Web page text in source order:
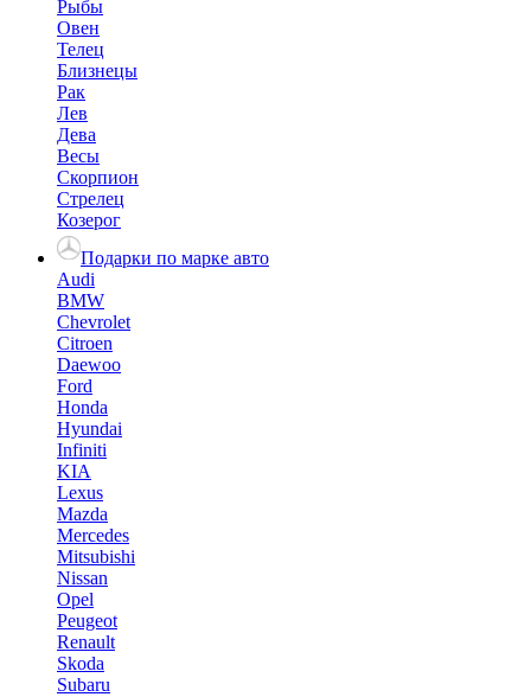
Рыбы
Овен
Телец
Близнецы
Рак
Лев
Дева
Весы
Скорпион
Стрелец
Козерог
Подарки по марке авто
Audi
BMW
Chevrolet
Citroen
Daewoo
Ford
Honda
Hyundai
Infiniti
KIA
Lexus
Mazda
Mercedes
Mitsubishi
Nissan
Opel
Peugeot
Renault
Skoda
Subaru